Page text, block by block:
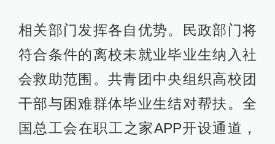
相关部门发挥各自优势。民政部门将
符合条件的离校未就业毕业生纳入社
会救助范围。共青团中央组织高校团
干部与困难群体毕业生结对帮扶。全
国总工会在职工之家APP开设通道，